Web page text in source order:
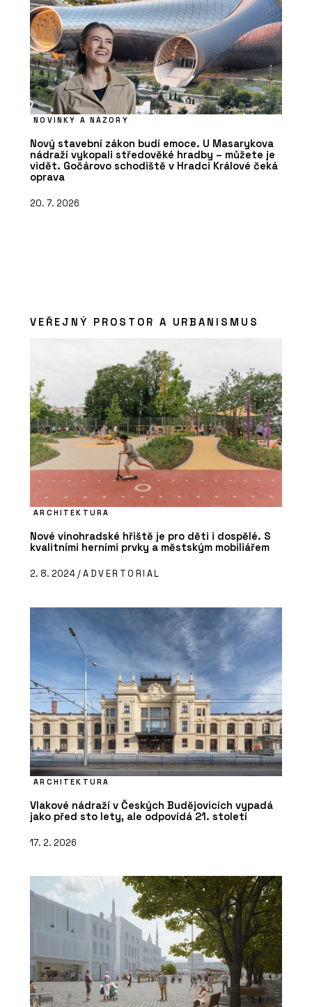
NOVINKY A NÁZORY
Nový stavební zákon budí emoce. U Masarykova
nádraží vykopali středověké hradby – můžete je
vidět. Gočárovo schodiště v Hradci Králové čeká
oprava
20. 7. 2026
VEŘEJNÝ PROSTOR A URBANISMUS
ARCHITEKTURA
Nové vinohradské hřiště je pro děti i dospělé. S
kvalitními herními prvky a městským mobiliářem
2. 8. 2024 /ADVERTORIAL
ARCHITEKTURA
Vlakové nádraží v Českých Budějovicích vypadá
jako před sto lety, ale odpovídá 21. století
17. 2. 2026